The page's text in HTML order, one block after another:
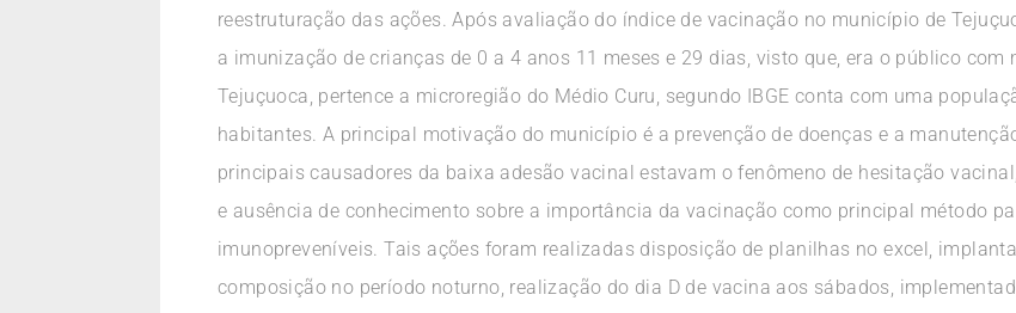
reestruturação das ações. Após avaliação do índice de vacinação no município de
a imunização de crianças de 0 a 4 anos 11 meses e 29 dias, visto que, era o público
Tejuçuoca, pertence a microregião do Médio Curu, segundo IBGE conta com uma
habitantes. A principal motivação do município é a prevenção de doenças e a
principais causadores da baixa adesão vacinal estavam o fenômeno de hesitação
e ausência de conhecimento sobre a importância da vacinação como principal método
imunopreveníveis. Tais ações foram realizadas disposição de planilhas no excel,
composição no período noturno, realização do dia D de vacina aos sábados,